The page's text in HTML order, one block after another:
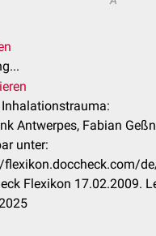
Antwerpes, Fabian
unter:
flexikon.doccheck.com/
Flexikon 17.02.2009.